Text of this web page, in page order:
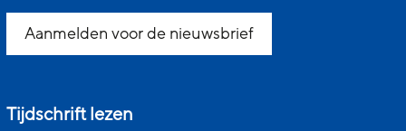
Aanmelden voor de nieuwsbrief
Tijdschrift lezen